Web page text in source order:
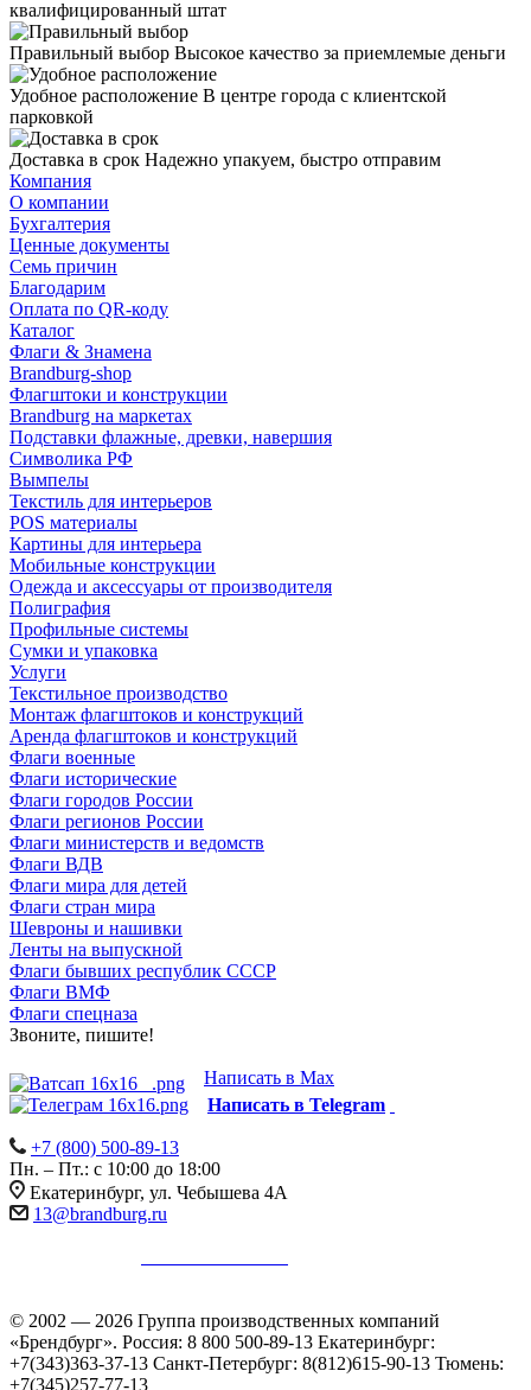
квалифицированный штат
Правильный выбор Высокое качество за приемлемые деньги
Удобное расположение В центре города с клиентской
парковкой
Доставка в срок Надежно упакуем, быстро отправим
Компания
О компании
Бухгалтерия
Ценные документы
Семь причин
Благодарим
Оплата по QR-коду
Каталог
Флаги & Знамена
Brandburg-shop
Флагштоки и конструкции
Brandburg на маркетах
Подставки флажные, древки, навершия
Символика РФ
Вымпелы
Текстиль для интерьеров
POS материалы
Картины для интерьера
Мобильные конструкции
Одежда и аксессуары от производителя
Полиграфия
Профильные системы
Сумки и упаковка
Услуги
Текстильное производство
Монтаж флагштоков и конструкций
Аренда флагштоков и конструкций
Флаги военные
Флаги исторические
Флаги городов России
Флаги регионов России
Флаги министерств и ведомств
Флаги ВДВ
Флаги мира для детей
Флаги стран мира
Шевроны и нашивки
Ленты на выпускной
Флаги бывших республик СССР
Флаги ВМФ
Флаги спецназа
Звоните, пишите!
Написать в Max
Написать в Telegram
+7 (800) 500-89-13
Пн. – Пт.: с 10:00 до 18:00
Екатеринбург, ул. Чебышева 4А
13@brandburg.ru
© 2002 — 2026 Группа производственных компаний
«Брендбург». Россия: 8 800 500-89-13 Екатеринбург:
+7(343)363-37-13 Санкт-Петербург: 8(812)615-90-13 Тюмень:
+7(345)257-77-13